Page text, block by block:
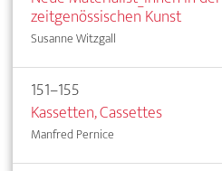
zeitgenössischen Kunst
Susanne Witzgall
151–155
Kassetten, Cassettes
Manfred Pernice